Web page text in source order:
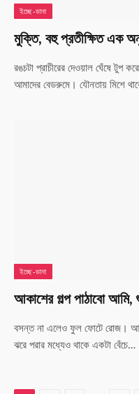
ইচ্ছে-ডানা
মুক্তি, বহু প্রতীক্ষিত এক
রঙচটা প্রাচীরের দেওয়াল ঘেঁষে টুপ
আমাদের বেডরুমে। যৌনতায় মিশে
ইচ্ছে-ডানা
আকাশের গল্প পাঠাবো আমি,
বসন্ত না এলেও ফুল ফোটে রোজ।
ঝরে পরার মধ্যেও থাকে একটা বেঁচে…